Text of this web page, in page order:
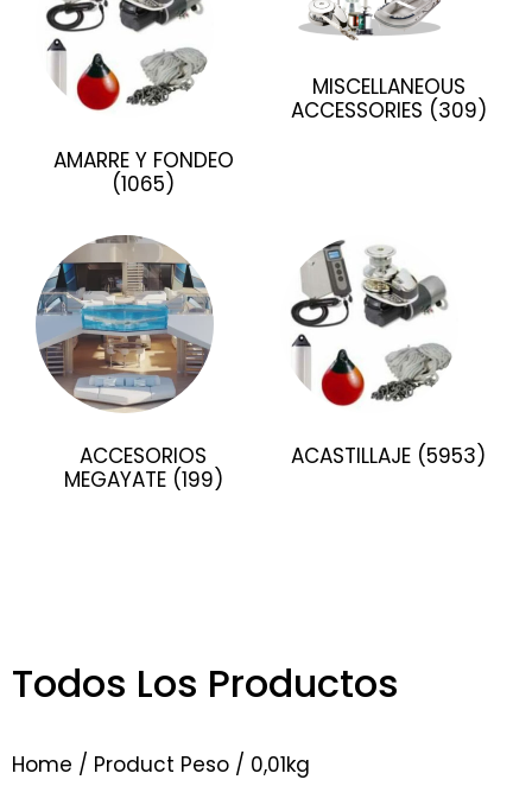
AMARRE Y FONDEO
(1065)
MISCELLANEOUS
ACCESSORIES (309)
ACCESORIOS
MEGAYATE (199)
ACASTILLAJE (5953)
Todos Los Productos
Home / Product Peso / 0,01kg